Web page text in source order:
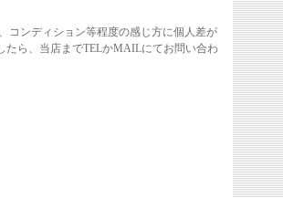
ンディション等程度の感じ方に個人差が
たら、当店までTELかMAILにてお問い合わ